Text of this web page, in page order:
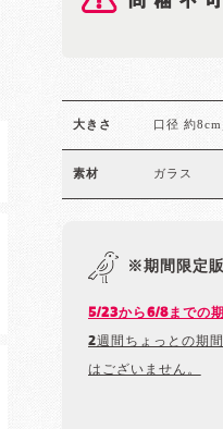
大きさ 口径 約
素材 ガラス
※期間限定販
5/23から6/8までの
2週間ちょっとの期
はございません。